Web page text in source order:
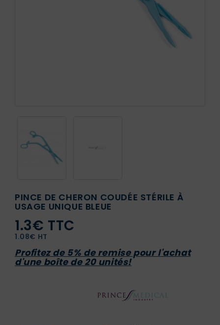
PINCE DE CHERON COUDÉE STÉRILE À
USAGE UNIQUE BLEUE
1.3€ TTC
1.08€ HT
Profitez de 5% de remise pour l'achat
d'une boîte de 20 unités!